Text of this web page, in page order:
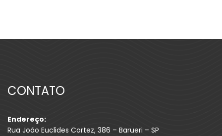
CONTATO
Endereço:
Rua João Euclides Cortez, 386 – Barueri – SP